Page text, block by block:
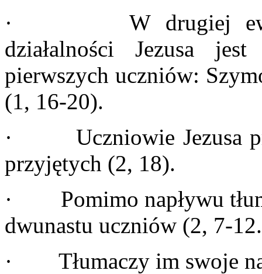
· W drugiej
działalności Jezusa
pierwszych uczniów:
(1, 16-20).
· Uczniowie Jezusa
przyjętych (2, 18).
· Pomimo napływu
dwunastu uczniów (2, 7-
· Tłumaczy im swoje